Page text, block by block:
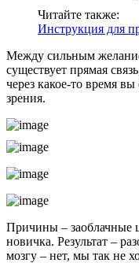
Читайте также:
Инструкция для
Между сильным
существует прямая
через какое-то время
зрения.
Причины – заоблачные
новичка. Результат –
мозгу – нет, мы так не